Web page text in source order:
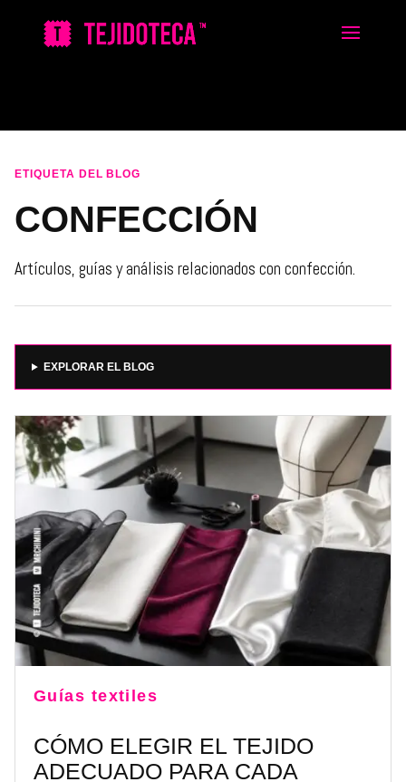
ETIQUETA DEL BLOG
CONFECCIÓN
Artículos, guías y análisis relacionados con confección.
EXPLORAR EL BLOG
Guías textiles
CÓMO ELEGIR EL TEJIDO
ADECUADO PARA CADA